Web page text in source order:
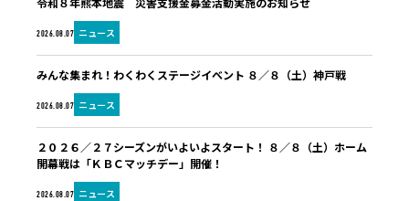
2026.08.07 ニュース
2026.08.07 ニュース
みんな集まれ！わくわくステージイベント ８／８（土）神戸戦
2026.08.07 ニュース
２０２６／２７シーズンがいよいよスタート！ ８／８（土）ホーム
開幕戦は「ＫＢＣマッチデー」開催！